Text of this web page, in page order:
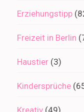
Erziehungstipp
Freizeit in Berlin
Haustier (3)
Kindersprüche
Kreativ (49)